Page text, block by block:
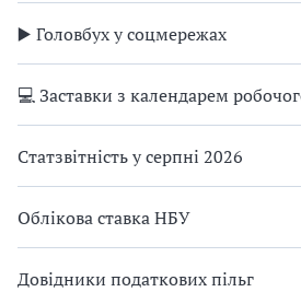
▶️ Головбух у соцмережах
💻 Заставки з календарем
Статзвітність у серпні 2026
Облікова ставка НБУ
Довідники податкових пільг